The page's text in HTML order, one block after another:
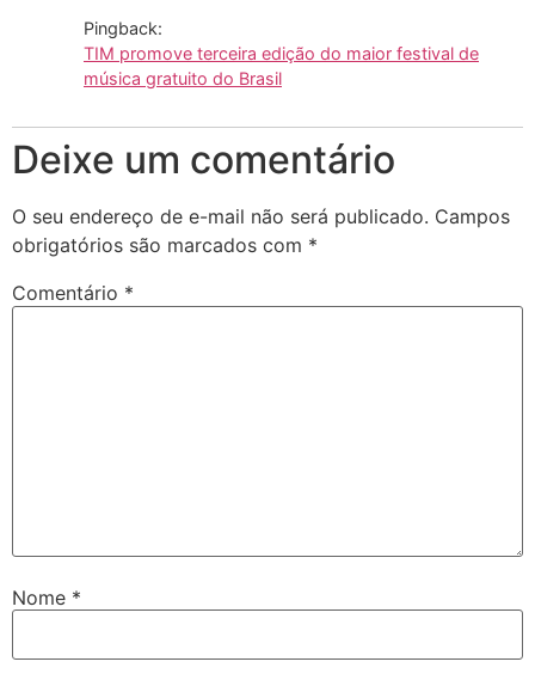
Pingback:
TIM promove terceira edição do maior festival de
música gratuito do Brasil
Deixe um comentário
O seu endereço de e-mail não será publicado. Campos
obrigatórios são marcados com *
Comentário *
Nome *